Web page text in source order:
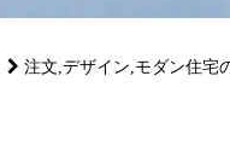
注文,デザイン,モダン住宅